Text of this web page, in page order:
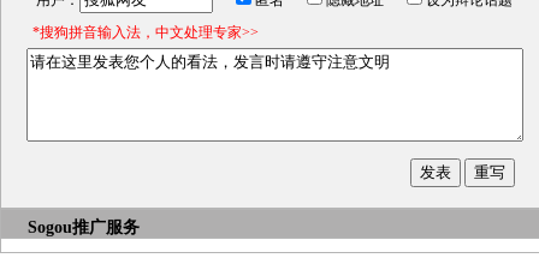
*搜狗拼音输入法，中文处理专家>>
Sogou推广服务